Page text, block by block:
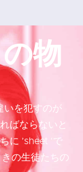
物
いを犯すのが
ばならないと
に ’sheet ‘で
きの生徒たちの